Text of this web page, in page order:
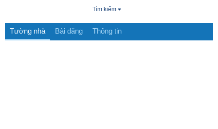
Tìm kiếm
Tường nhà Bài đăng Thông tin